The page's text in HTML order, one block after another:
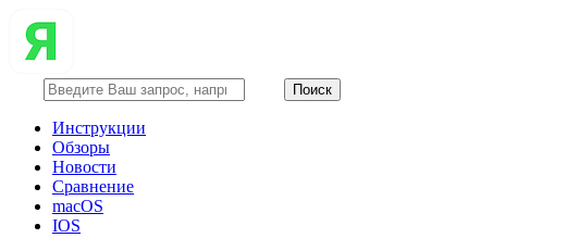
Инструкции
Обзоры
Новости
Сравнение
macOS
IOS